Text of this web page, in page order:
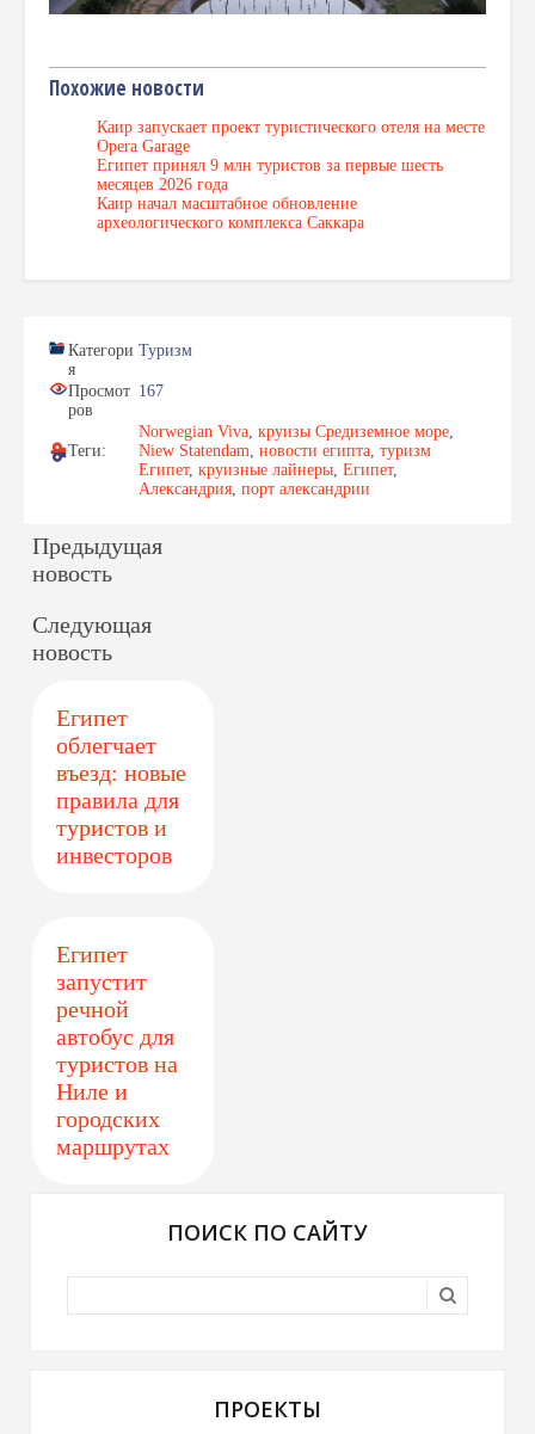
Похожие новости
Каир запускает проект туристического отеля на месте
Opera Garage
Египет принял 9 млн туристов за первые шесть
месяцев 2026 года
Каир начал масштабное обновление
археологического комплекса Саккара
Категори
я
Туризм
Просмот
ров
167
Теги:
Norwegian Viva, круизы Средиземное море,
Niew Statendam, новости египта, туризм
Египет, круизные лайнеры, Египет,
Александрия, порт александрии
Предыдущая
новость
Следующая
новость
Египет
облегчает
въезд: новые
правила для
туристов и
инвесторов
Египет
запустит
речной
автобус для
туристов на
Ниле и
городских
маршрутах
ПОИСК ПО САЙТУ
ПРОЕКТЫ